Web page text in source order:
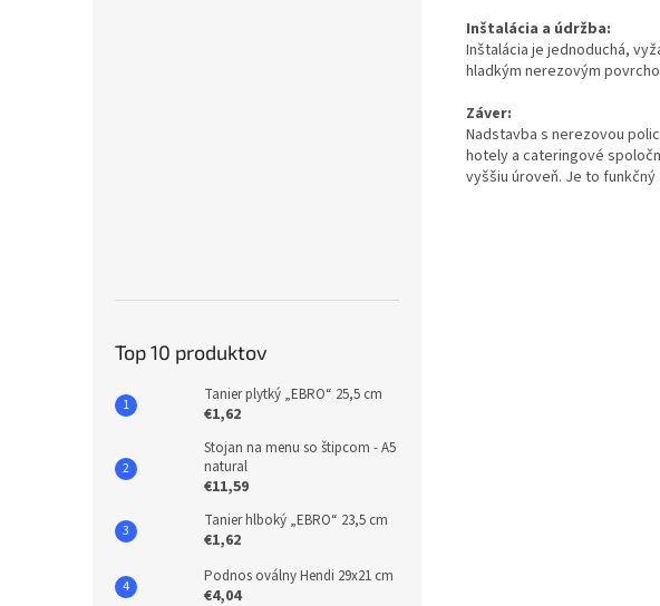
Top 10 produktov
Tanier plytký „EBRO“ 25,5 cm
€1,62
Stojan na menu so štipcom - A5
natural
€11,59
Tanier hlboký „EBRO“ 23,5 cm
€1,62
Podnos oválny Hendi 29x21 cm
€4,04
Inštalácia a údržba:
Inštalácia je jednoduchá,
hladkým nerezovým
Záver:
Nadstavba s nerezovou
hotely a cateringové
vyššiu úroveň. Je to